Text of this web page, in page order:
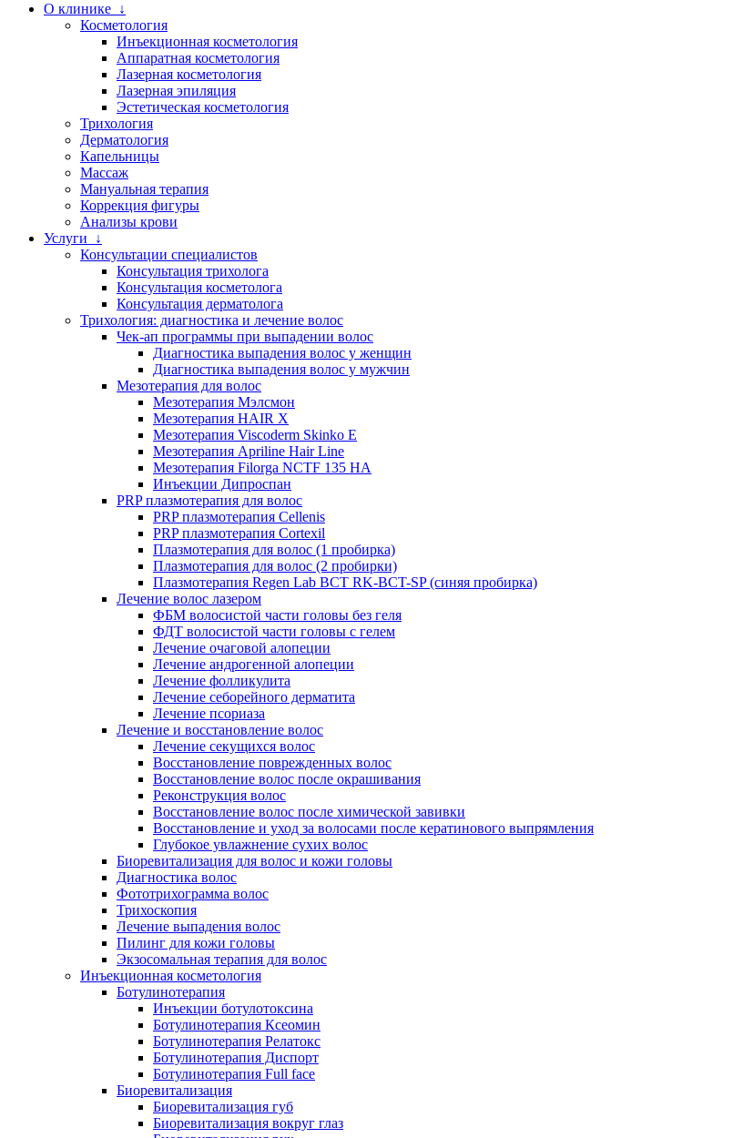
О клинике ↓
Косметология
Инъекционная косметология
Аппаратная косметология
Лазерная косметология
Лазерная эпиляция
Эстетическая косметология
Трихология
Дерматология
Капельницы
Массаж
Мануальная терапия
Коррекция фигуры
Анализы крови
Услуги ↓
Консультации специалистов
Консультация трихолога
Консультация косметолога
Консультация дерматолога
Трихология: диагностика и лечение волос
Чек-ап программы при выпадении волос
Диагностика выпадения волос у женщин
Диагностика выпадения волос у мужчин
Мезотерапия для волос
Мезотерапия Мэлсмон
Мезотерапия HAIR X
Мезотерапия Viscoderm Skinko E
Мезотерапия Apriline Hair Line
Мезотерапия Filorga NCTF 135 HA
Инъекции Дипроспан
PRP плазмотерапия для волос
PRP плазмотерапия Cellenis
PRP плазмотерапия Cortexil
Плазмотерапия для волос (1 пробирка)
Плазмотерапия для волос (2 пробирки)
Плазмотерапия Regen Lab BCT RK-BCT-SP (синяя пробирка)
Лечение волос лазером
ФБМ волосистой части головы без геля
ФДТ волосистой части головы с гелем
Лечение очаговой алопеции
Лечение андрогенной алопеции
Лечение фолликулита
Лечение себорейного дерматита
Лечение псориаза
Лечение и восстановление волос
Лечение секущихся волос
Восстановление поврежденных волос
Восстановление волос после окрашивания
Реконструкция волос
Восстановление волос после химической завивки
Восстановление и уход за волосами после кератинового выпрямления
Глубокое увлажнение сухих волос
Биоревитализация для волос и кожи головы
Диагностика волос
Фототрихограмма волос
Трихоскопия
Лечение выпадения волос
Пилинг для кожи головы
Экзосомальная терапия для волос
Инъекционная косметология
Ботулинотерапия
Инъекции ботулотоксина
Ботулинотерапия Ксеомин
Ботулинотерапия Релатокс
Ботулинотерапия Диспорт
Ботулинотерапия Full face
Биоревитализация
Биоревитализация губ
Биоревитализация вокруг глаз